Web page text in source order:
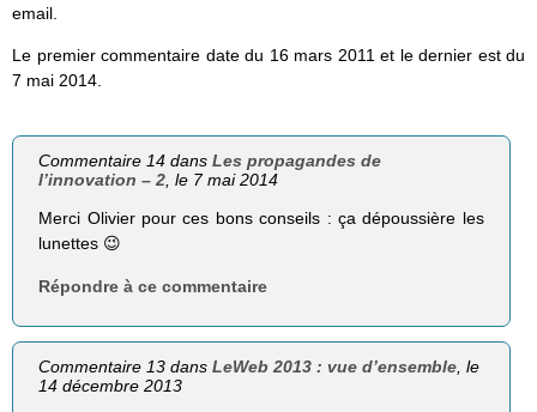
email.
Le premier commentaire date du 16 mars 2011 et le dernier est du
7 mai 2014.
Commentaire 14 dansLes propagandes de
l’innovation – 2, le 7 mai 2014
Merci Olivier pour ces bons conseils : ça dépoussière les
lunettes 😉
Répondre à ce commentaire
Commentaire 13 dansLeWeb 2013 : vue d’ensemble , le
14 décembre 2013